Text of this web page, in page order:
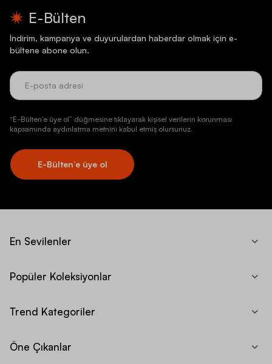
E-Bülten
İndirim, kampanya ve duyurulardan haberdar olmak için e-
bültene abone olun.
“E-Bülten’e üye ol” düğmesine tıklayarak kişisel verilerin korunması
kapsamında aydınlatma metnini kabul etmiş olursunuz.
E-Bülten’e üye ol
En Sevilenler
Popüler Koleksiyonlar
Trend Kategoriler
Öne Çıkanlar